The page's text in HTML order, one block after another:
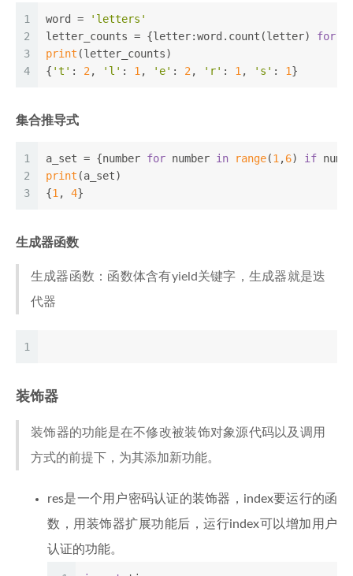
1
2
3
4
word =
'letters'
letter_counts = {letter:word.count(letter) for
print (letter_counts)
{ 't' : 2 , 'l' : 1 , 'e' : 2 , 'r' : 1 , 's' : 1}
集合推导式
1
2
3
a_set = {number for number in range(1 ,6) if
print (a_set)
{1 , 4}
生成器函数
生成器函数：函数体含有yield关键字，生成器就是迭
代器
1
装饰器
装饰器的功能是在不修改被装饰对象源代码以及调用
方式的前提下，为其添加新功能。
res是一个用户密码认证的装饰器，index要运行的函
数，用装饰器扩展功能后，运行index可以增加用户
认证的功能。